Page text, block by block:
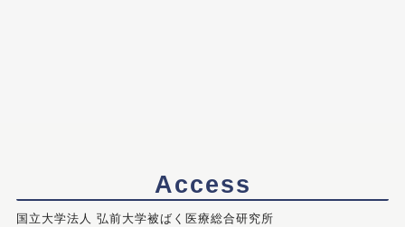
Access
国立大学法人 弘前大学被ばく医療総合研究所